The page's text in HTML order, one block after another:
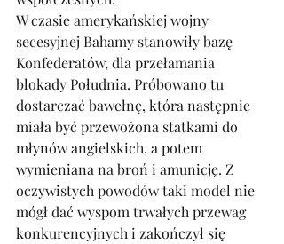
W czasie amerykańskiej wojny
secesyjnej Bahamy stanowiły bazę
Konfederatów, dla przełamania
blokady Południa. Próbowano tu
dostarczać bawełnę, która następnie
miała być przewożona statkami do
młynów angielskich, a potem
wymieniana na broń i amunicję. Z
oczywistych powodów taki model nie
mógł dać wyspom trwałych przewag
konkurencyjnych i zakończył się